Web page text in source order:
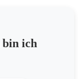
bin ich